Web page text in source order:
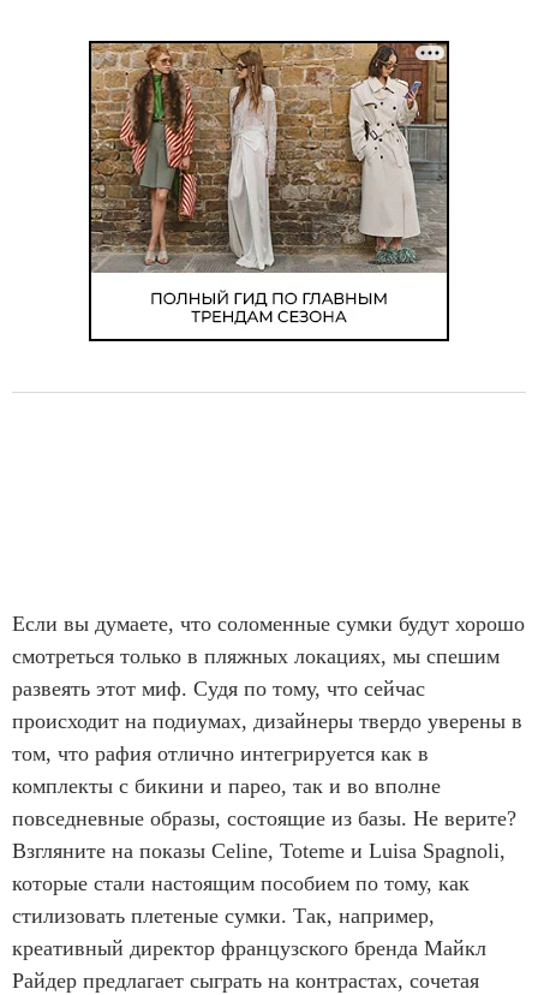
Если вы думаете, что соломенные сумки будут хорошо
смотреться только в пляжных локациях, мы спешим
развеять этот миф. Судя по тому, что сейчас
происходит на подиумах, дизайнеры твердо уверены в
том, что рафия отлично интегрируется как в
комплекты с бикини и парео, так и во вполне
повседневные образы, состоящие из базы. Не верите?
Взгляните на показы Celine, Toteme и Luisa Spagnoli,
которые стали настоящим пособием по тому, как
стилизовать плетеные сумки. Так, например,
креативный директор французского бренда Майкл
Райдер предлагает сыграть на контрастах, сочетая